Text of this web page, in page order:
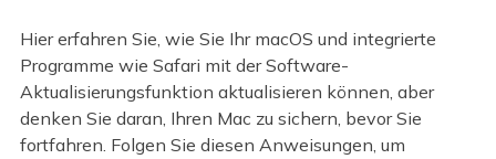
Hier erfahren Sie, wie Sie Ihr macOS und integrierte
Programme wie Safari mit der Software-
Aktualisierungsfunktion aktualisieren können, aber
denken Sie daran, Ihren Mac zu sichern, bevor Sie
fortfahren. Folgen Sie diesen Anweisungen, um